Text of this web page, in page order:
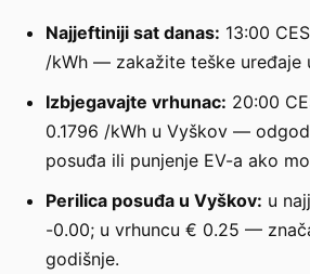
Najjeftiniji sat danas: 13:00
/kWh — zakažite teške uređaje
Izbjegavajte vrhunac: 20:00
0.1796 /kWh u Vyškov —
posuđa ili punjenje EV-a ako
Perilica posuđa u Vyškov: u
-0.00; u vrhuncu € 0.25 —
godišnje.